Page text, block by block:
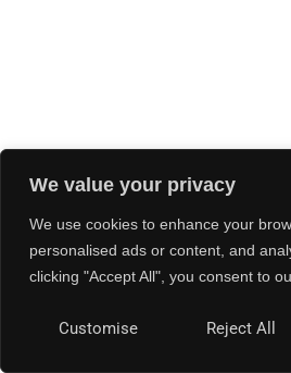
We value your privacy
We use cookies to enhance your
personalised ads or content, and
clicking "Accept All", you consent to
Customise Reject All